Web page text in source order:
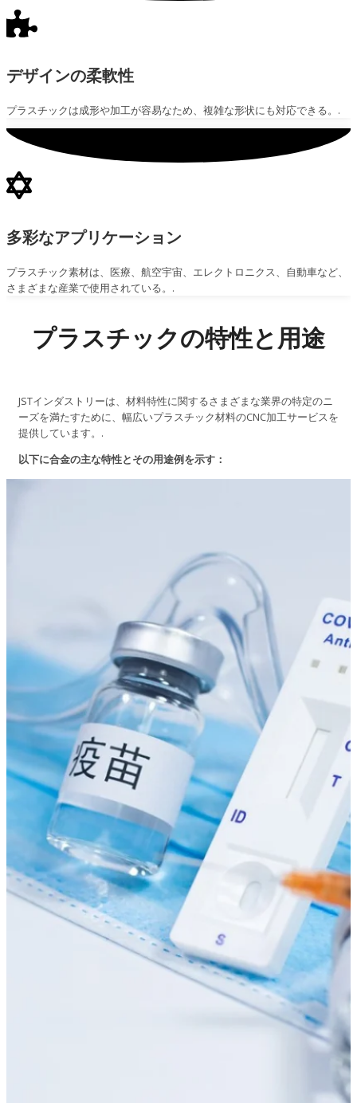
デザインの柔軟性
プラスチックは成形や加工が容易なため、複雑な形状にも対応できる。.
多彩なアプリケーション
プラスチック素材は、医療、航空宇宙、エレクトロニクス、自動車など、
さまざまな産業で使用されている。.
プラスチックの特性と用途
JSTインダストリーは、材料特性に関するさまざまな業界の特定のニ
ーズを満たすために、幅広いプラスチック材料のCNC加工サービスを
提供しています。.
以下に合金の主な特性とその用途例を示す：